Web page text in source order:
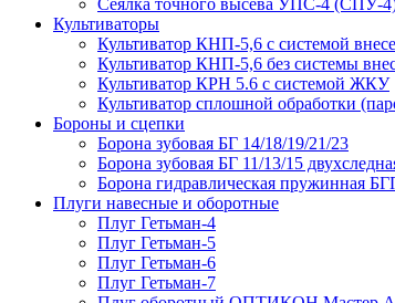
Сеялка точного высева УПС-4 (СПУ-
Культиваторы
Культиватор КНП-5,6 с системой
Культиватор КНП-5,6 без системы
Культиватор КРН 5.6 с системой ЖКУ
Культиватор сплошной обработки
Бороны и сцепки
Борона зубовая БГ 14/18/19/21/23
Борона зубовая БГ 11/13/15
Борона гидравлическая пружинная
Плуги навесные и оборотные
Плуг Гетьман-4
Плуг Гетьман-5
Плуг Гетьман-6
Плуг Гетьман-7